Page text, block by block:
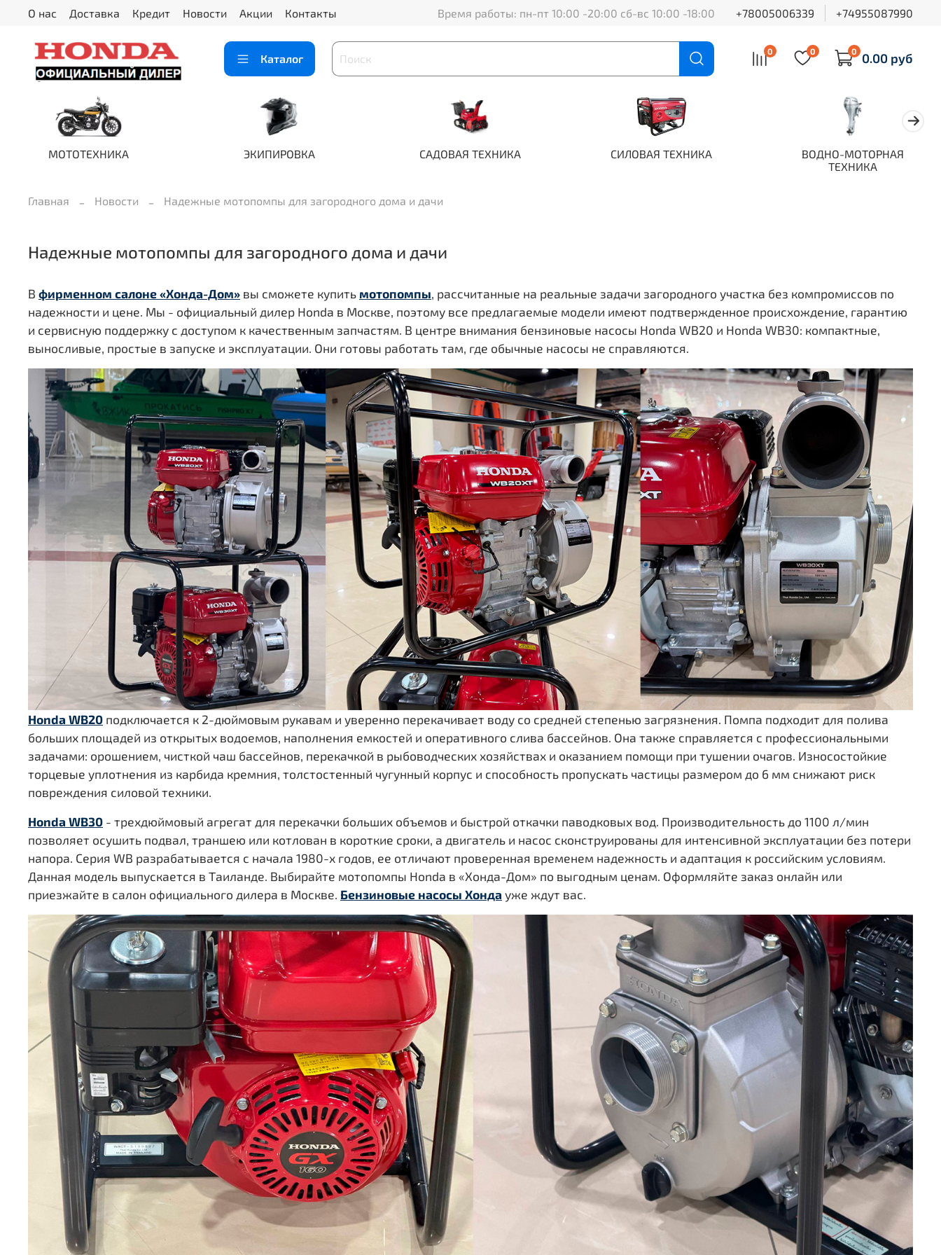
О нас Доставка Кредит Новости Акции Контакты Время работы: пн-пт 10:00 -20:00 сб-вс 10:00 -18:00 +78005006339 +74955087990
Каталог
0 0 0 0.00 руб
МОТОТЕХНИКА ЭКИПИРОВКА САДОВАЯ ТЕХНИКА СИЛОВАЯ ТЕХНИКА
ВОДНО-МОТОРНАЯ
ТЕХНИКА
Главная Новости Надежные мотопомпы для загородного дома и дачи
Надежные мотопомпы для загородного дома и дачи
В фирменном салоне «Хонда-Дом» вы сможете купить мотопомпы, рассчитанные на реальные задачи загородного участка без компромиссов по
надежности и цене. Мы - официальный дилер Honda в Москве, поэтому все предлагаемые модели имеют подтвержденное происхождение, гарантию
и сервисную поддержку с доступом к качественным запчастям. В центре внимания бензиновые насосы Honda WB20 и Honda WB30: компактные,
выносливые, простые в запуске и эксплуатации. Они готовы работать там, где обычные насосы не справляются.
Honda WB20 подключается к 2-дюймовым рукавам и уверенно перекачивает воду со средней степенью загрязнения. Помпа подходит для полива
больших площадей из открытых водоемов, наполнения емкостей и оперативного слива бассейнов. Она также справляется с профессиональными
задачами: орошением, чисткой чаш бассейнов, перекачкой в рыбоводческих хозяйствах и оказанием помощи при тушении очагов. Износостойкие
торцевые уплотнения из карбида кремния, толстостенный чугунный корпус и способность пропускать частицы размером до 6 мм снижают риск
повреждения силовой техники.
Honda WB30 - трехдюймовый агрегат для перекачки больших объемов и быстрой откачки паводковых вод. Производительность до 1100 л/мин
позволяет осушить подвал, траншею или котлован в короткие сроки, а двигатель и насос сконструированы для интенсивной эксплуатации без потери
напора. Серия WB разрабатывается с начала 1980-х годов, ее отличают проверенная временем надежность и адаптация к российским условиям.
Данная модель выпускается в Таиланде. Выбирайте мотопомпы Honda в «Хонда-Дом» по выгодным ценам. Оформляйте заказ онлайн или
приезжайте в салон официального дилера в Москве. Бензиновые насосы Хонда уже ждут вас.